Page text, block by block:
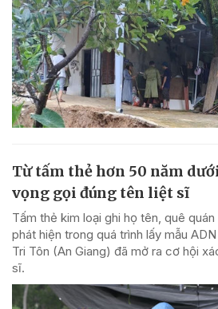
Từ tấm thẻ hơn 50 năm
vọng gọi đúng tên liệt sĩ
Tấm thẻ kim loại ghi họ tên, quê
phát hiện trong quá trình lấy mẫu
Tri Tôn (An Giang) đã mở ra cơ hội
sĩ.